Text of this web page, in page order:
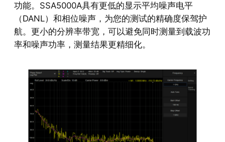
功能。SSA5000A具有更低的显示平均噪声电平
（DANL）和相位噪声，为您的测试的精确度保驾护
航。更小的分辨率带宽，可以避免同时测量到载波功
率和噪声功率，测量结果更精细化。